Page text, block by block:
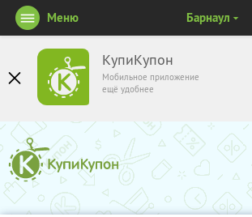
КупиКупон
Мобильное приложение
ещё удобнее
Меню Барнаул